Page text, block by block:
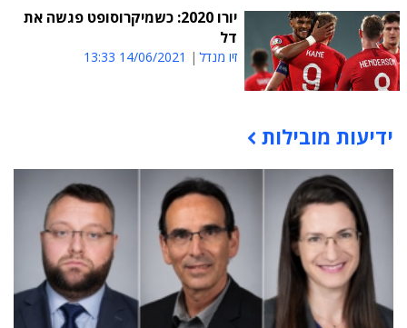
יורו 2020: כשמיקרוסופט פגשה את
דל
זיו מנדל 14/06/2021 13:33
תוכן פרסומי
ידיעות מובילות